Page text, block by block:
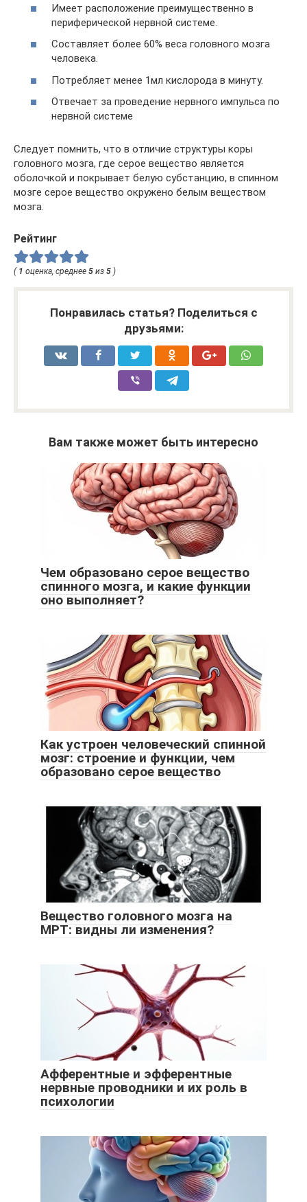
Имеет расположение преимущественно в
периферической нервной системе.
Составляет более 60% веса головного мозга
человека.
Потребляет менее 1мл кислорода в минуту.
Отвечает за проведение нервного импульса по
нервной системе
Следует помнить, что в отличие структуры коры
головного мозга, где серое вещество является
оболочкой и покрывает белую субстанцию, в спинном
мозге серое вещество окружено белым веществом
мозга.
Рейтинг
( 1 оценка, среднее 5 из 5 )
Понравилась статья? Поделиться с
друзьями:
Вам также может быть интересно
Чем образовано серое вещество
спинного мозга, и какие функции
оно выполняет?
Как устроен человеческий спинной
мозг: строение и функции, чем
образовано серое вещество
Вещество головного мозга на
МРТ: видны ли изменения?
Афферентные и эфферентные
нервные проводники и их роль в
психологии